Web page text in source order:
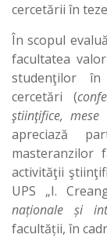
cercetării în
În scopul
facultatea
studenţilor în
cercetări (
ştiinţifice,
apreciază
masteranzilor
activităţii
UPS „I.
naționale și
facultății, în